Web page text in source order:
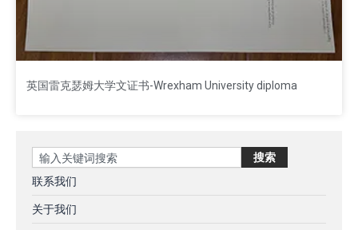
英国雷克瑟姆大学文证书-Wrexham University diploma
Search 搜索
联系我们
关于我们